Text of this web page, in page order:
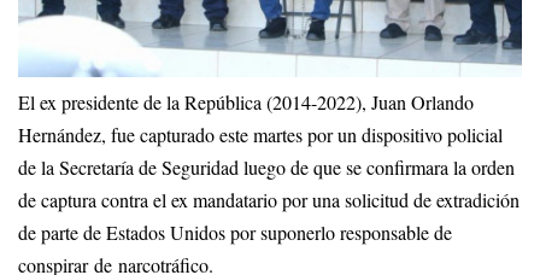
El ex presidente de la República (2014-2022), Juan Orlando
Hernández, fue capturado este martes por un dispositivo policial
de la Secretaría de Seguridad luego de que se confirmara la orden
de captura contra el ex mandatario por una solicitud de extradición
de parte de Estados Unidos por suponerlo responsable de
conspirar de narcotráfico.